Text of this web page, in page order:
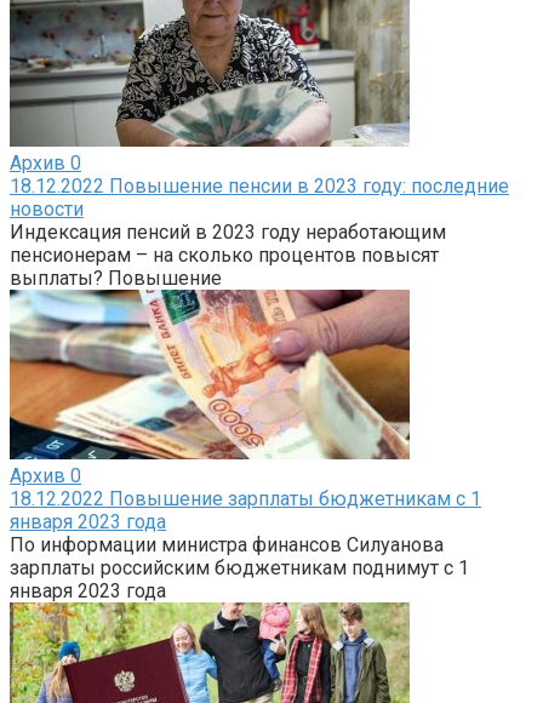
Архив 0
18.12.2022 Повышение пенсии в 2023 году: последние
новости
Индексация пенсий в 2023 году неработающим
пенсионерам – на сколько процентов повысят
выплаты? Повышение
Архив 0
18.12.2022 Повышение зарплаты бюджетникам с 1
января 2023 года
По информации министра финансов Силуанова
зарплаты российским бюджетникам поднимут с 1
января 2023 года